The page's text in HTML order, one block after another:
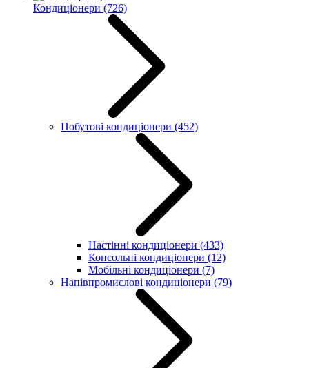
Кондиціонери (726)
Побутові кондиціонери (452)
Настінні кондиціонери (433)
Консольні кондиціонери (12)
Мобільні кондиціонери (7)
Напівпромислові кондиціонери (79)